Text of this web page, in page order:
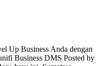
Up Business Anda dengan
Business DMS Posted by